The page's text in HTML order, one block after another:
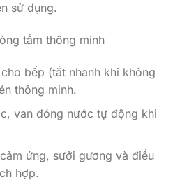
sử dụng.
tắm thông minh
bếp (tắt nhanh khi không
thông minh.
van đóng nước tự động khi
ứng, sưởi gương và điều
hợp.